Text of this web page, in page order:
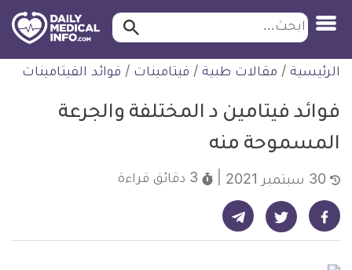
التخطي
للمحتوى
طبية
ابحث ابحث…
الرئيسية / مقالات طبية / فيتامينات / فوائد الفيتامينات
فوائد فيتامين د المختلفة والجرعة
المسموحة منه
3 دقائق قراءة
شارك على فيسبوك - ديلي ميديكال انفو شارك على تويتر - ديلي ميديكال انفو شارك على تيليجرام - ديلي ميديكال انفو